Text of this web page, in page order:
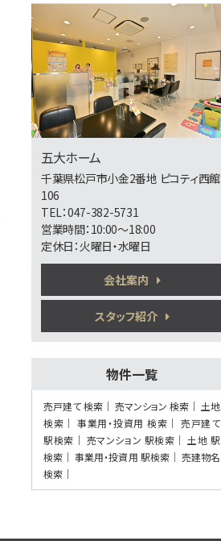
南柏駅
南柏駅徒歩6分！地盤20年保証＋防犯カメ
ラ標準装…
第5位
6,650万円
利回7.5%
北松戸駅
歩10分
満室稼働の収益アパート 表面利回り
7.5％ 土地…
第6位
3ＬＤＫ
小金城趾駅
○現地集合、現地解散も可能です ○まず
3,899万円
3ＬＤＫ
柏駅
歩10分
「柏」駅徒歩10分のリフォーム物件 サンル
ーム付…
第8位
2,499万円
4ＬＤＫ
歩18分
五大ホーム
千葉県松戸市小金2番地 ピコティ西館
106
TEL：047-382-5731
営業時間：10:00～18:00
定休日：火曜日・水曜日
会社案内
スタッフ紹介
物件一覧
売戸建て 検索 売マンション 検索
土地
検索
事業用・投資用 検索
売戸建て
駅検索
売マンション 駅検索
土地 駅
検索
事業用・投資用 駅検索
売建物名
検索